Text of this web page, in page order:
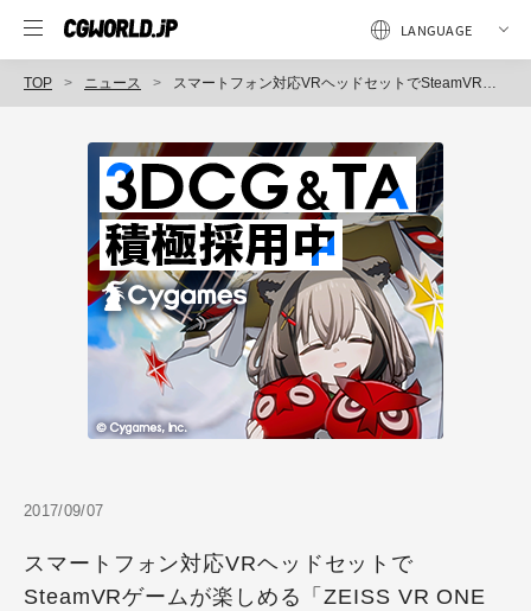
TOP ニュース スマートフォン対応VRヘッドセットでSteamVRゲームが楽しめる「ZEISS VR ONE Connect」発表（カールツァイス）
2017/09/07
スマートフォン対応VRヘッドセットで
SteamVRゲームが楽しめる「ZEISS VR ONE